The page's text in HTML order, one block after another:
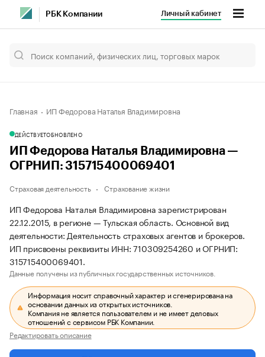
РБК Компании Личный кабинет
Главная ИП Федорова Наталья Владимировна
ДЕЙСТВУЕТОБНОВЛЕНО
ИП Федорова Наталья Владимировна —
ОГРНИП: 315715400069401
Страховая деятельность Страхование жизни
ИП Федорова Наталья Владимировна зарегистрирован
22.12.2015, в регионе — Тульская область. Основной вид
деятельности: Деятельность страховых агентов и брокеров.
ИП присвоены реквизиты ИНН: 710309254260 и ОГРНИП:
315715400069401.
Данные получены из публичных государственных источников.
Информация носит справочный характер и сгенерирована на
основании данных из открытых источников.
Компания не является пользователем и не имеет деловых
отношений с сервисом РБК Компании.
Редактировать описание